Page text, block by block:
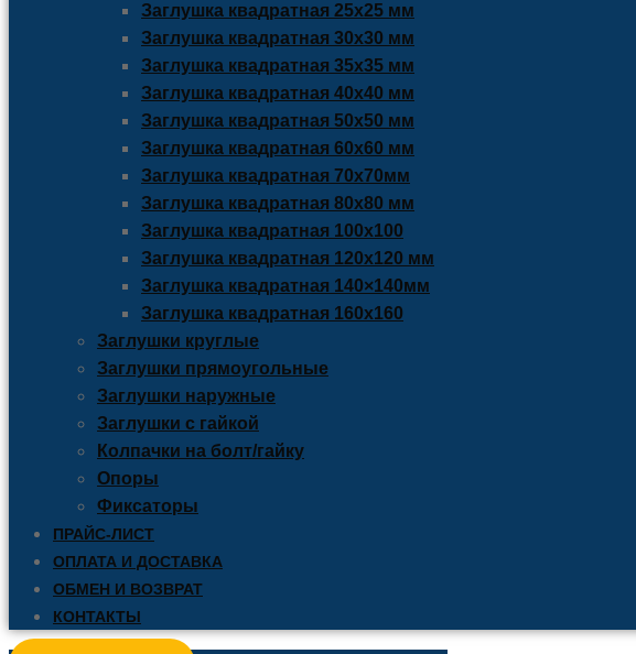
Заглушка квадратная 25х25 мм
Заглушка квадратная 30х30 мм
Заглушка квадратная 35х35 мм
Заглушка квадратная 40х40 мм
Заглушка квадратная 50х50 мм
Заглушка квадратная 60х60 мм
Заглушка квадратная 70х70мм
Заглушка квадратная 80х80 мм
Заглушка квадратная 100х100
Заглушка квадратная 120х120 мм
Заглушка квадратная 140×140мм
Заглушка квадратная 160х160
Заглушки круглые
Заглушки прямоугольные
Заглушки наружные
Заглушки с гайкой
Колпачки на болт/гайку
Опоры
Фиксаторы
ПРАЙС-ЛИСТ
ОПЛАТА И ДОСТАВКА
ОБМЕН И ВОЗВРАТ
КОНТАКТЫ